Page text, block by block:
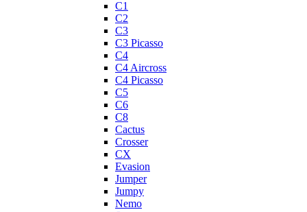
C1
C2
C3
C3 Picasso
C4
C4 Aircross
C4 Picasso
C5
C6
C8
Cactus
Crosser
CX
Evasion
Jumper
Jumpy
Nemo